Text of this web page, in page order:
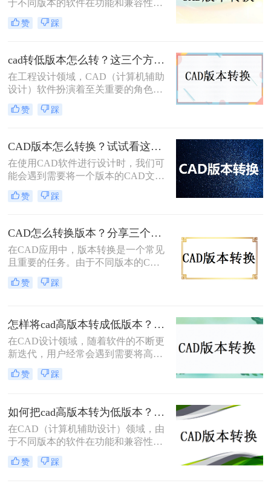
于不同版本的软件在功能和兼容性上
存在差异，有时我们需要将高版本的
CAD文件转换为低版本，以便在旧版
cad高版本怎么转换成低版本呢？以下
是一些常用的方法来实现CAD高版本
到低版本的转换。
赞 踩
cad转低版本怎么转？这三个方法都可以转换版本！
在工程设计领域，CAD（计算机辅助
设计）软件扮演着至关重要的角色。
然而，由于不同版本的CAD软件之间
存在兼容性问题，有时我们需要将高
在旧版本的软件中打开和编辑。那么
CAD转低版本怎么转呢？本文将为您
介绍几种将CAD文件转换为低版本的
方法，帮助您解决兼容性问题。
赞 踩
CAD版本怎么转换？试试看这三个方法！
​在使用CAD软件进行设计时，我们可
能会遇到需要将一个版本的CAD文件
转换为另一个版本的情况。这可能是
因为不同的软件版本具有不同的功能
件与使用不同版本CAD软件的用户共
享。下面，我将介绍几种常见的CAD
版本怎么转换方法。
赞 踩
CAD怎么转换版本？分享三个简单转换方法！
在CAD应用中，版本转换是一个常见
且重要的任务。由于不同版本的CAD
软件可能具有不同的文件格式和功
能，因此需要将文件从一个版本转换
绍三种实用的cad版本转换方法，帮助
您轻松完成转换工作。
赞 踩
怎样将cad高版本转成低版本？分享3种实用的方法~！
在CAD设计领域，随着软件的不断更
新迭代，用户经常会遇到需要将高版
本的CAD文件转换为低版本以便在不
同版本的CAD软件中打开或共享的情
呢？本文将详细介绍几种将CAD高版
本转换成低版本的方法，帮助用户轻
松应对这一需求。
赞 踩
如何把cad高版本转为低版本？这3个方法轻松转换cad图纸版本！
在CAD（计算机辅助设计）领域，由
于不同版本的软件在功能和兼容性上
存在差异，有时需要将高版本的CAD
文件转换为低版本以确保其能在特定
赞 踩